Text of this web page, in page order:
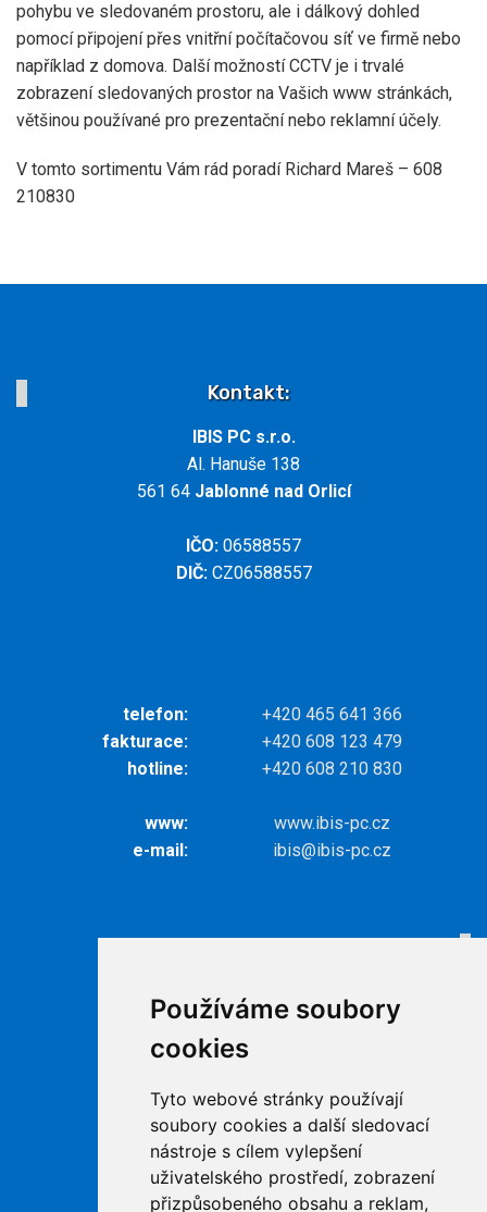
Používáme soubory
cookies
Tyto webové stránky používají
soubory cookies a další sledovací
nástroje s cílem vylepšení
uživatelského prostředí, zobrazení
přizpůsobeného obsahu a reklam,
pohybu ve sledovaném prostoru, ale i dálkový dohled
pomocí připojení přes vnitřní počítačovou síť ve firmě nebo
například z domova. Další možností CCTV je i trvalé
zobrazení sledovaných prostor na Vašich www stránkách,
většinou používané pro prezentační nebo reklamní účely.
V tomto sortimentu Vám rád poradí Richard Mareš – 608
210830
Kontakt:
IBIS PC s.r.o.
Al. Hanuše 138
561 64 Jablonné nad Orlicí
IČO: 06588557
DIČ:CZ06588557
telefon:
+420 465 641 366
fakturace:
+420 608 123 479
hotline:
+420 608 210 830
www:
www.ibis-pc.cz
e-mail:
ibis@ibis-pc.cz
Televize
Ke stažení
Kontakty
Podpora